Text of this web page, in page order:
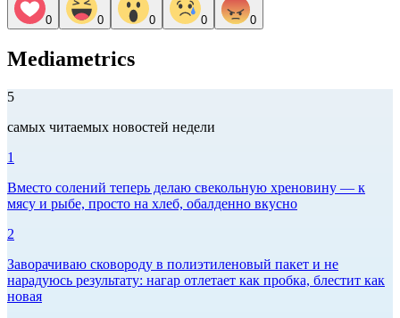
0 0 0 0 0
Mediametrics
5
самых читаемых новостей недели
1
Вместо солений теперь делаю свекольную хреновину — к
мясу и рыбе, просто на хлеб, обалденно вкусно
2
Заворачиваю сковороду в полиэтиленовый пакет и не
нарадуюсь результату: нагар отлетает как пробка, блестит как
новая